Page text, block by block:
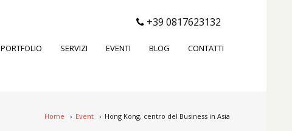
+39 0817623132
PORTFOLIO SERVIZI EVENTI BLOG CONTATTI
Home › Event › Hong Kong, centro del Business in Asia